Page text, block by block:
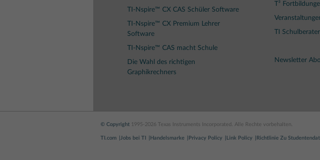
TI-Nspire™ CX CAS Schüler Software
TI-Nspire™ CX Premium Lehrer
Software
TI-Nspire™ CAS macht Schule
Die Wahl des richtigen
Graphikrechners
T³
TI Schulberater
Newsletter Abo
© Copyright 1995-2026 Texas Instruments Incorporated. Alle Rechte vorbehalten.
TI.com Jobs bei TI Handelsmarke Privacy Policy Link Policy Richtlinie Zu